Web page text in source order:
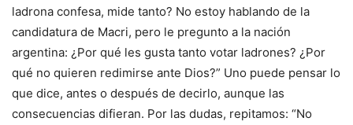
ladrona confesa, mide tanto? No estoy hablando de la
candidatura de Macri, pero le pregunto a la nación
argentina: ¿Por qué les gusta tanto votar ladrones? ¿Por
qué no quieren redimirse ante Dios?” Uno puede pensar lo
que dice, antes o después de decirlo, aunque las
consecuencias difieran. Por las dudas, repitamos: “No